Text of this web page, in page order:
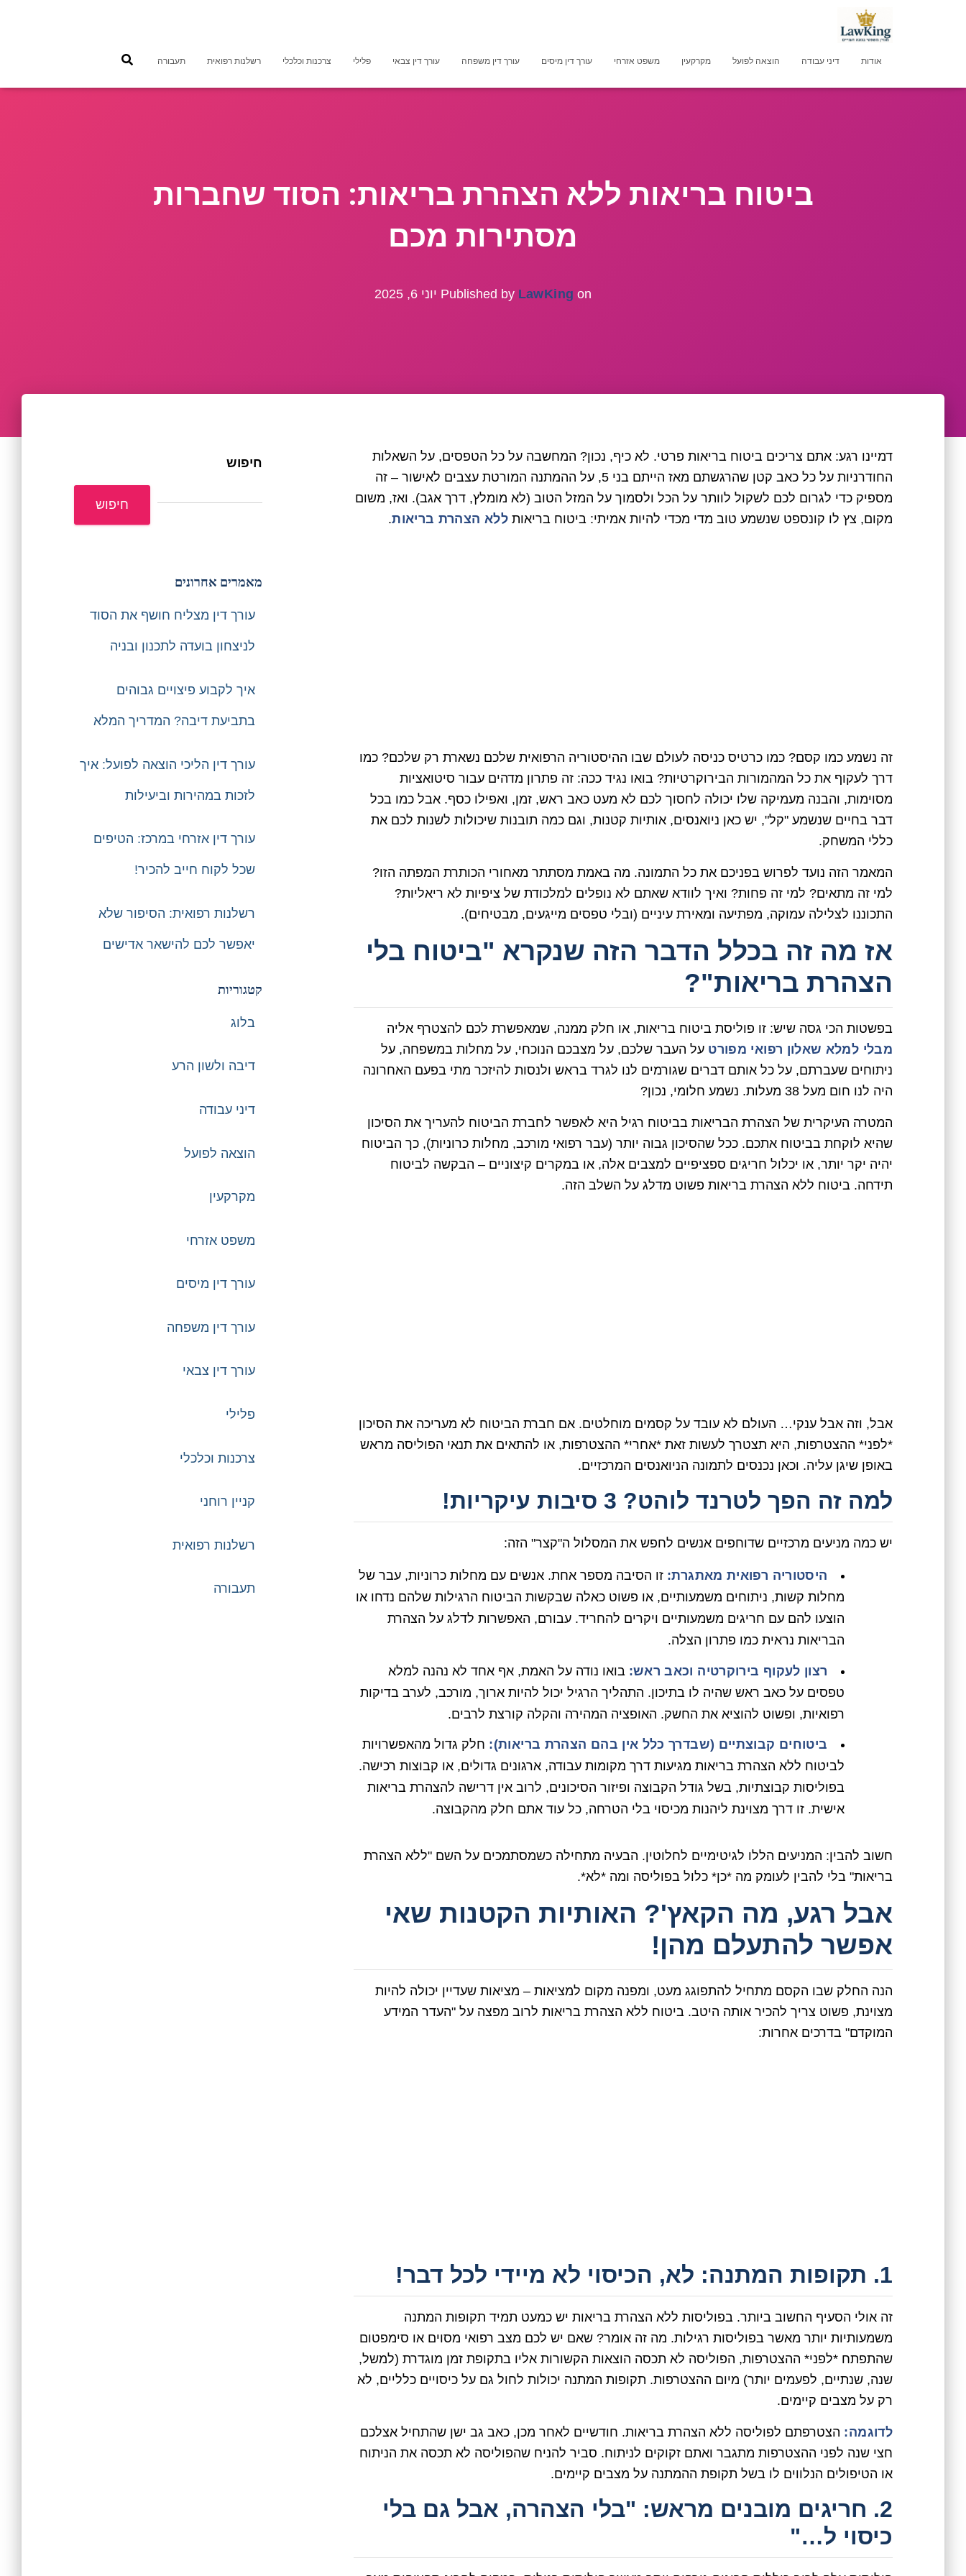
אודות דיני עבודה הוצאה לפועל מקרקעין משפט אזרחי עורך דין מיסים עורך דין משפחה עורך דין צבאי פלילי צרכנות וכלכלי רשלנות רפואית תעבורה
ביטוח בריאות ללא הצהרת בריאות: הסוד שחברות
מסתירות מכם
Published by LawKing on יוני 6, 2025
דמיינו רגע: אתם צריכים ביטוח בריאות פרטי. לא כיף, נכון? המחשבה על כל הטפסים, על השאלות
החודרניות על כל כאב קטן שהרגשתם מאז הייתם בני 5, על ההמתנה המורטת עצבים לאישור – זה
מספיק כדי לגרום לכם לשקול לוותר על הכל ולסמוך על המזל הטוב (לא מומלץ, דרך אגב). ואז, משום
מקום, צץ לו קונספט שנשמע טוב מדי מכדי להיות אמיתי: ביטוח בריאות ללא הצהרת בריאות.
זה נשמע כמו קסם? כמו כרטיס כניסה לעולם שבו ההיסטוריה הרפואית שלכם נשארת רק שלכם? כמו
דרך לעקוף את כל המהמורות הבירוקרטיות? בואו נגיד ככה: זה פתרון מדהים עבור סיטואציות
מסוימות, והבנה מעמיקה שלו יכולה לחסוך לכם לא מעט כאב ראש, זמן, ואפילו כסף. אבל כמו בכל
דבר בחיים שנשמע "קל", יש כאן ניואנסים, אותיות קטנות, וגם כמה תובנות שיכולות לשנות לכם את
כללי המשחק.
המאמר הזה נועד לפרוש בפניכם את כל התמונה. מה באמת מסתתר מאחורי הכותרת המפתה הזו?
למי זה מתאים? למי זה פחות? ואיך לוודא שאתם לא נופלים למלכודת של ציפיות לא ריאליות?
התכוננו לצלילה עמוקה, מפתיעה ומאירת עיניים (ובלי טפסים מייגעים, מבטיחים).
אז מה זה בכלל הדבר הזה שנקרא "ביטוח בלי
הצהרת בריאות"?
בפשטות הכי גסה שיש: זו פוליסת ביטוח בריאות, או חלק ממנה, שמאפשרת לכם להצטרף אליה
מבלי למלא שאלון רפואי מפורט על העבר שלכם, על מצבכם הנוכחי, על מחלות במשפחה, על
ניתוחים שעברתם, על כל אותם דברים שגורמים לנו לגרד בראש ולנסות להיזכר מתי בפעם האחרונה
היה לנו חום מעל 38 מעלות. נשמע חלומי, נכון?
המטרה העיקרית של הצהרת הבריאות בביטוח רגיל היא לאפשר לחברת הביטוח להעריך את הסיכון
שהיא לוקחת בביטוח אתכם. ככל שהסיכון גבוה יותר (עבר רפואי מורכב, מחלות כרוניות), כך הביטוח
יהיה יקר יותר, או יכלול חריגים ספציפיים למצבים אלה, או במקרים קיצוניים – הבקשה לביטוח
תידחה. ביטוח ללא הצהרת בריאות פשוט מדלג על השלב הזה.
אבל, וזה אבל ענקי… העולם לא עובד על קסמים מוחלטים. אם חברת הביטוח לא מעריכה את הסיכון
*לפני* ההצטרפות, היא תצטרך לעשות זאת *אחרי* ההצטרפות, או להתאים את תנאי הפוליסה מראש
באופן שיגן עליה. וכאן נכנסים לתמונה הניואנסים המרכזיים.
למה זה הפך לטרנד לוהט? 3 סיבות עיקריות!
יש כמה מניעים מרכזיים שדוחפים אנשים לחפש את המסלול ה"קצר" הזה:
היסטוריה רפואית מאתגרת: זו הסיבה מספר אחת. אנשים עם מחלות כרוניות, עבר של
מחלות קשות, ניתוחים משמעותיים, או פשוט כאלה שבקשות הביטוח הרגילות שלהם נדחו או
הוצעו להם עם חריגים משמעותיים ויקרים להחריד. עבורם, האפשרות לדלג על הצהרת
הבריאות נראית כמו פתרון הצלה.
רצון לעקוף בירוקרטיה וכאב ראש: בואו נודה על האמת, אף אחד לא נהנה למלא
טפסים על כאב ראש שהיה לו בתיכון. התהליך הרגיל יכול להיות ארוך, מורכב, לערב בדיקות
רפואיות, ופשוט להוציא את החשק. האופציה המהירה והקלה קורצת לרבים.
ביטוחים קבוצתיים (שבדרך כלל אין בהם הצהרת בריאות): חלק גדול מהאפשרויות
לביטוח ללא הצהרת בריאות מגיעות דרך מקומות עבודה, ארגונים גדולים, או קבוצות רכישה.
בפוליסות קבוצתיות, בשל גודל הקבוצה ופיזור הסיכונים, לרוב אין דרישה להצהרת בריאות
אישית. זו דרך מצוינת ליהנות מכיסוי בלי הטרחה, כל עוד אתם חלק מהקבוצה.
חשוב להבין: המניעים הללו לגיטימיים לחלוטין. הבעיה מתחילה כשמסתמכים על השם "ללא הצהרת
בריאות" בלי להבין לעומק מה *כן* כלול בפוליסה ומה *לא*.
אבל רגע, מה הקאץ'? האותיות הקטנות שאי
אפשר להתעלם מהן!
הנה החלק שבו הקסם מתחיל להתפוגג מעט, ומפנה מקום למציאות – מציאות שעדיין יכולה להיות
מצוינת, פשוט צריך להכיר אותה היטב. ביטוח ללא הצהרת בריאות לרוב מפצה על "העדר המידע
המוקדם" בדרכים אחרות:
1. תקופות המתנה: לא, הכיסוי לא מיידי לכל דבר!
זה אולי הסעיף החשוב ביותר. בפוליסות ללא הצהרת בריאות יש כמעט תמיד תקופות המתנה
משמעותיות יותר מאשר בפוליסות רגילות. מה זה אומר? שאם יש לכם מצב רפואי מסוים או סימפטום
שהתפתח *לפני* ההצטרפות, הפוליסה לא תכסה הוצאות הקשורות אליו בתקופת זמן מוגדרת (למשל,
שנה, שנתיים, לפעמים יותר) מיום ההצטרפות. תקופות המתנה יכולות לחול גם על כיסויים כלליים, לא
רק על מצבים קיימים.
לדוגמה: הצטרפתם לפוליסה ללא הצהרת בריאות. חודשיים לאחר מכן, כאב גב ישן שהתחיל אצלכם
חצי שנה לפני ההצטרפות מתגבר ואתם זקוקים לניתוח. סביר להניח שהפוליסה לא תכסה את הניתוח
או הטיפולים הנלווים לו בשל תקופת ההמתנה על מצבים קיימים.
2. חריגים מובנים מראש: "בלי הצהרה, אבל גם בלי
כיסוי ל…"
חיפוש
חיפוש
מאמרים אחרונים
עורך דין מצליח חושף את הסוד
לניצחון בועדה לתכנון ובניה
איך לקבוע פיצויים גבוהים
בתביעת דיבה? המדריך המלא
עורך דין הליכי הוצאה לפועל: איך
לזכות במהירות וביעילות
עורך דין אזרחי במרכז: הטיפים
שכל לקוח חייב להכיר!
רשלנות רפואית: הסיפור שלא
יאפשר לכם להישאר אדישים
קטגוריות
בלוג
דיבה ולשון הרע
דיני עבודה
הוצאה לפועל
מקרקעין
משפט אזרחי
עורך דין מיסים
עורך דין משפחה
עורך דין צבאי
פלילי
צרכנות וכלכלי
קניין רוחני
רשלנות רפואית
תעבורה